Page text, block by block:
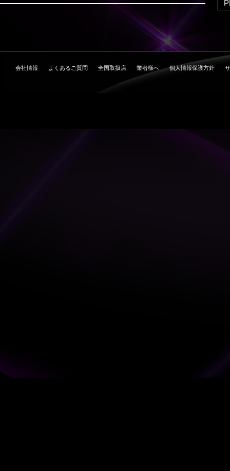
会社情報 よくあるご質問 全国取扱店 業者様へ 個人情報保護方針